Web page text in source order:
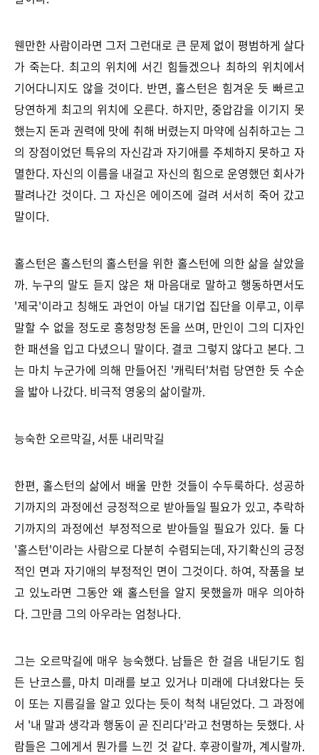
웬만한 사람이라면 그저 그런대로 큰 문제 없이 평범하게 살다
가 죽는다. 최고의 위치에 서긴 힘들겠으나 최하의 위치에서
기어다니지도 않을 것이다. 반면, 홀스턴은 힘겨운 듯 빠르고
당연하게 최고의 위치에 오른다. 하지만, 중압감을 이기지 못
했는지 돈과 권력에 맛에 취해 버렸는지 마약에 심취하고는 그
의 장점이었던 특유의 자신감과 자기애를 주체하지 못하고 자
멸한다. 자신의 이름을 내걸고 자신의 힘으로 운영했던 회사가
팔려나간 것이다. 그 자신은 에이즈에 걸려 서서히 죽어 갔고
말이다.
홀스턴은 홀스턴의 홀스턴을 위한 홀스턴에 의한 삶을 살았을
까. 누구의 말도 듣지 않은 채 마음대로 말하고 행동하면서도
'제국'이라고 칭해도 과언이 아닐 대기업 집단을 이루고, 이루
말할 수 없을 정도로 흥청망청 돈을 쓰며, 만인이 그의 디자인
한 패션을 입고 다녔으니 말이다. 결코 그렇지 않다고 본다. 그
는 마치 누군가에 의해 만들어진 '캐릭터'처럼 당연한 듯 수순
을 밟아 나갔다. 비극적 영웅의 삶이랄까.
능숙한 오르막길, 서툰 내리막길
한편, 홀스턴의 삶에서 배울 만한 것들이 수두룩하다. 성공하
기까지의 과정에선 긍정적으로 받아들일 필요가 있고, 추락하
기까지의 과정에선 부정적으로 받아들일 필요가 있다. 둘 다
'홀스턴'이라는 사람으로 다분히 수렴되는데, 자기확신의 긍정
적인 면과 자기애의 부정적인 면이 그것이다. 하여, 작품을 보
고 있노라면 그동안 왜 홀스턴을 알지 못했을까 매우 의아하
다. 그만큼 그의 아우라는 엄청나다.
그는 오르막길에 매우 능숙했다. 남들은 한 걸음 내딛기도 힘
든 난코스를, 마치 미래를 보고 있거나 미래에 다녀왔다는 듯
이 또는 지름길을 알고 있다는 듯이 척척 내딛었다. 그 과정에
서 '내 말과 생각과 행동이 곧 진리다'라고 천명하는 듯했다. 사
람들은 그에게서 뭔가를 느낀 것 같다. 후광이랄까, 계시랄까.